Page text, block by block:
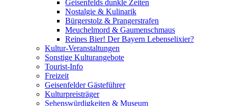
Geisenfelds dunkle Zeiten
Nostalgie & Kulinarik
Bürgerstolz & Prangerstrafen
Meuchelmord & Gaumenschmaus
Reines Bier! Der Bayern Lebenselixier?
Kultur-Veranstaltungen
Sonstige Kulturangebote
Tourist-Info
Freizeit
Geisenfelder Gästeführer
Kulturpreisträger
Sehenswürdigkeiten & Museum